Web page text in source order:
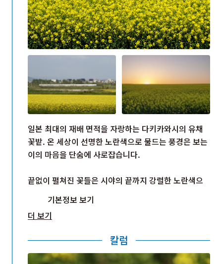
일본 최대의 재배 면적을 자랑하는 다키카와시의 유채
꽃밭. 온 세상이 선명한 노란색으로 물드는 풍경은 보는
이의 마음을 단숨에 사로잡습니다.
끝없이 펼쳐진 꽃들은 시야의 끝까지 강렬한 노란색으
로 가득 채워집니다. 5월 중순부터 6월 초순에 이르는
개화 시기에는 바람을 타고 유채꽃 특유의 달콤하고 힘
찬 향기가 감돌아 봄이 왔음을 온몸으로 느끼게 해줍니
다키카와시의 유채꽃 재배는 1989년부터 시작되었으
기본정보 보기
더 보기
칼럼